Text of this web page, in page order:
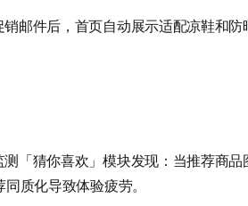
邮件后，首页自动展示适配凉鞋和
「猜你喜欢」模块发现：当推荐商
质化导致体验疲劳。